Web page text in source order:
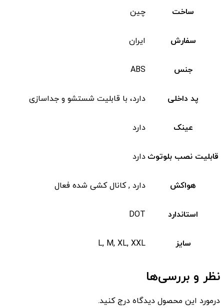
ساخت چین
سفارش ایران
جنس ABS
پد داخلی دارد، با قابلیت شستشو و جداسازی
عینک دارد
قابلیت نصب بلوتوث دارد
هواکش دارد , کانال کشی شده فعال
استاندارد DOT
سایز L, M, XL, XXL
نظر و بررسی‌ها
درمورد این محصول دیدگاه درج کنید.